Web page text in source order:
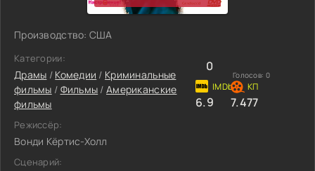
Производство: США
Категории:
Драмы / Комедии / Криминальные
фильмы / Фильмы /Американские
фильмы
Режиссёр:
Вонди Кёртис-Холл
Сценарий:
0
Голосов: 0
6.9 7.477